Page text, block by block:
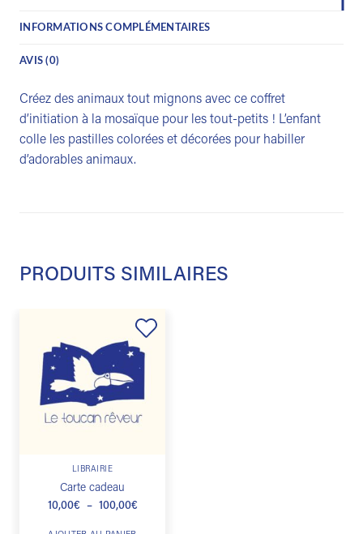
INFORMATIONS COMPLÉMENTAIRES
AVIS (0)
Créez des animaux tout mignons avec ce coffret
d’initiation à la mosaïque pour les tout-petits ! L’enfant
colle les pastilles colorées et décorées pour habiller
d’adorables animaux.
PRODUITS SIMILAIRES
Ajouter
à la
liste de
souhaits
LIBRAIRIE
Carte cadeau
10,00€ – 100,00€Plage
plusieurs
variations.